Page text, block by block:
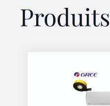
Produits